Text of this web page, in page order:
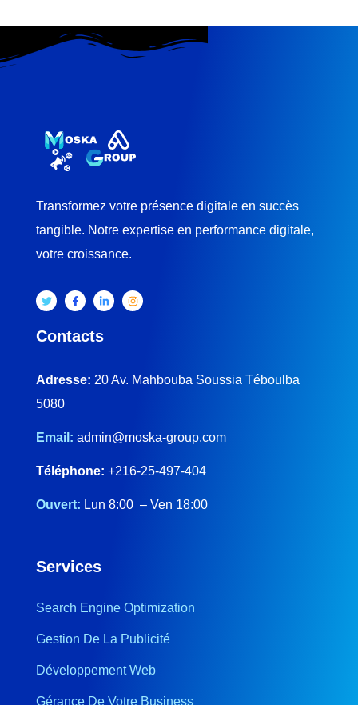
Transformez votre présence digitale en succès
tangible. Notre expertise en performance digitale,
votre croissance.
Contacts
Adresse: 20 Av. Mahbouba Soussia Téboulba
5080
Email: admin@moska-group.com
Téléphone: +216-25-497-404
Ouvert: Lun 8:00 – Ven 18:00
Services
Search Engine Optimization
Gestion De La Publicité
Développement Web
Gérance De Votre Business